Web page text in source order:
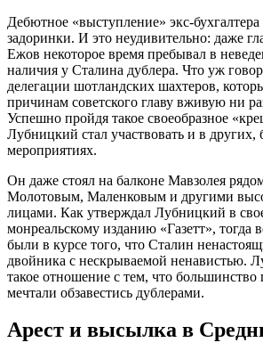
Дебютное «выступление» экс-
задоринки. И это неудивительно: даже
Ежов некоторое время пребывал в
наличия у Сталина дублера. Что уж
делегации шотландских шахтеров,
причинам советского главу вживую ни
Успешно пройдя такое своеобразное
Лубницкий стал участвовать и в других,
мероприятиях.
Он даже стоял на балконе Мавзолея
Молотовым, Маленковым и другими
лицами. Как утверждал Лубницкий в
монреальскому изданию «Газетт», тогда
были в курсе того, что Сталин
двойника с нескрываемой ненавистью.
такое отношение с тем, что большинство
мечтали обзавестись дублерами.
Арест и высылка в